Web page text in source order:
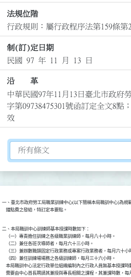
法規位階
行政規則：屬行政程序法第159條第
制(訂)定日期
民國 97 年 11 月 13 日
沿 革
中華民國97年11月13日臺北市政府
字第09738475301號函訂定全文8點
效
切換選擇法規資訊內容
一、臺北市政府勞工局職業訓練中心(以下簡稱本局職訓中心)為規
    鐘點費之發給，特訂定本要點。
二、本局職訓中心訓練師基本授課時數如下：
    （一）專責擔任訓練之各級職業訓練師，每月八十小時。
    （二）兼任各班次導師者，每月六十三小時。
（三）兼辦數職類固定行政業務或專案行政業務者，每月六十小
    （四）兼任訓練場場務之各級訓練師，每月三十六小時。
本局職訓中心法定行政單位組織編制內之行政人員無基本授課
需要由中心首長聘請其兼授與專長相關之課程，其兼課時數，